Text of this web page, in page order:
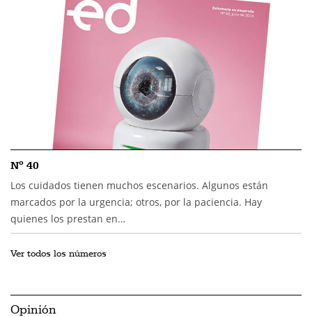
Nº 40
Los cuidados tienen muchos escenarios. Algunos están
marcados por la urgencia; otros, por la paciencia. Hay
quienes los prestan en…
Ver todos los números
Opinión